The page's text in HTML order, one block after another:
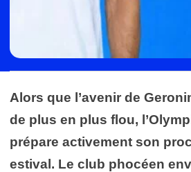
Alors que l’avenir de
de plus en plus flou,
prépare activement son
estival. Le club phocéen